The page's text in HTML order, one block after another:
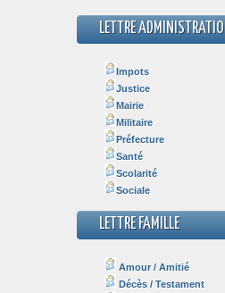
LETTRE
Impots
Justice
Mairie
Militaire
Préfecture
Santé
Scolarité
Sociale
LETTRE FAMILLE
Amour / Amitié
Décès / Testament